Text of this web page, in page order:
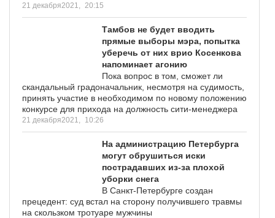
21 декабря2021, 20:15
Тамбов не будет вводить
прямые выборы мэра, попытка
уберечь от них врио Косенкова
напоминает агонию
Пока вопрос в том, сможет ли
скандальный градоначальник, несмотря на судимость,
принять участие в необходимом по новому положению
конкурсе для прихода на должность сити-менеджера
21 декабря2021, 10:26
На администрацию Петербурга
могут обрушиться иски
пострадавших из-за плохой
уборки снега
В Санкт-Петербурге создан
прецедент: суд встал на сторону получившего травмы
на скользком тротуаре мужчины